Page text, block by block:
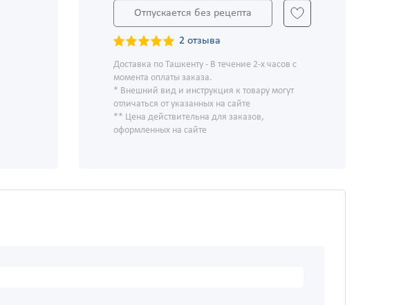
Отпускается без рецепта
2 отзыва
Доставка по Ташкенту - В течение 2-х часов с
момента оплаты заказа.
* Внешний вид и инструкция к товару могут
отличаться от указанных на сайте
** Цена действительна для заказов,
оформленных на сайте